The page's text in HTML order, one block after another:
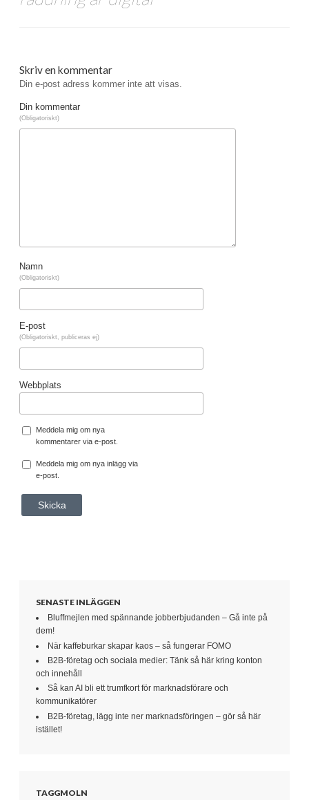
Skriv en kommentar
Din e-post adress kommer inte att visas.
Din kommentar
(Obligatoriskt)
Namn
(Obligatoriskt)
E-post
(Obligatoriskt, publiceras ej)
Webbplats
Meddela mig om nya
kommentarer via e-post.
Meddela mig om nya inlägg via
e-post.
SENASTE INLÄGGEN
Bluffmejlen med spännande jobberbjudanden – Gå inte på
dem!
När kaffeburkar skapar kaos – så fungerar FOMO
B2B-företag och sociala medier: Tänk så här kring konton
och innehåll
Så kan AI bli ett trumfkort för marknadsförare och
kommunikatörer
B2B-företag, lägg inte ner marknadsföringen – gör så här
istället!
TAGGMOLN